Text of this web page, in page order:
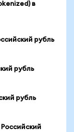
в
рубль
рубль
рубль